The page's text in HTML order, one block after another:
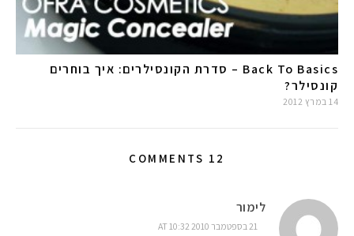
Back To Basics – סדרת הקונסילרים: איך בוחרים
קונסילר?
14 במרץ 2012
12 COMMENTS
לימור
21 בספטמבר 2010 AT 10:32